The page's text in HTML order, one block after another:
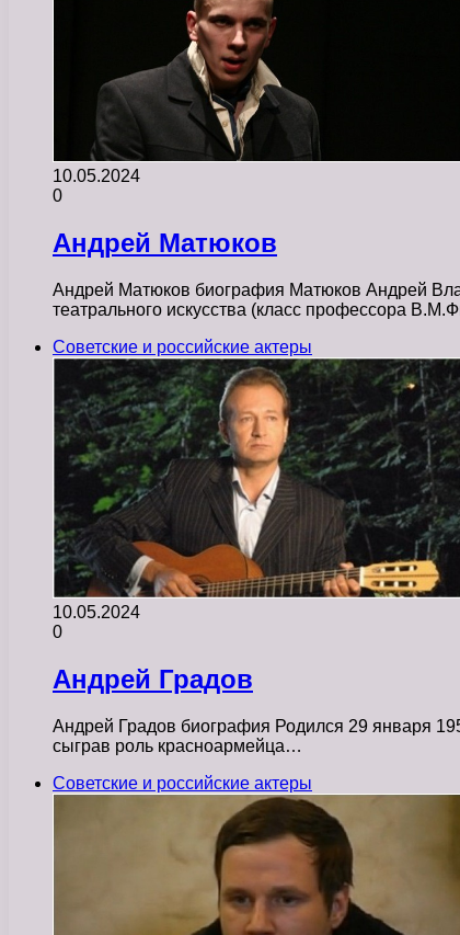
10.05.2024
0
Андрей Матюков
Андрей Матюков биография Матюков Андрей
театрального искусства (класс профессора
Советские и российские актеры
10.05.2024
0
Андрей Градов
Андрей Градов биография Родился 29 января
сыграв роль красноармейца…
Советские и российские актеры